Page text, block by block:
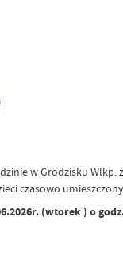
w Grodzisku
czasowo
(wtorek ) o